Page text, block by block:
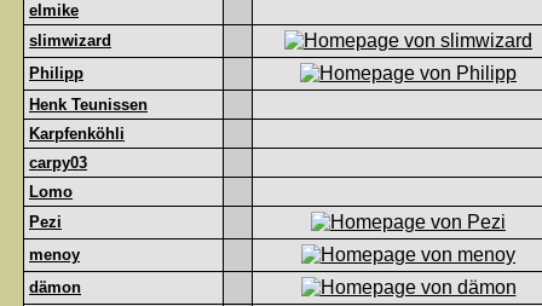
elmike
slimwizard
Philipp
Henk Teunissen
Karpfenköhli
carpy03
Lomo
Pezi
menoy
dämon